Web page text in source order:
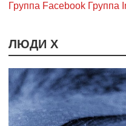
Группа Facebook Группа
ЛЮДИ Х